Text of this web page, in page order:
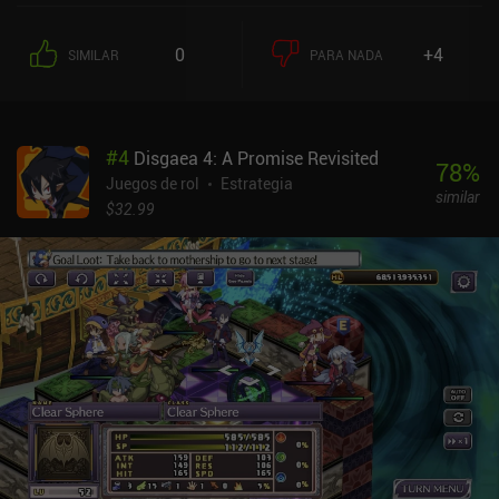
SIMILAR 0 PARA NADA +4
#4 Disgaea 4: A Promise Revisited
Juegos de rol
Estrategia
$32.99
78%
similar